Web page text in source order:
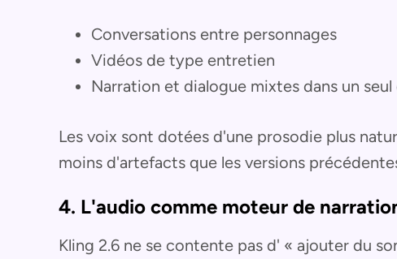
Conversations entre personnages
Vidéos de type entretien
Narration et dialogue mixtes dans un seul
Les voix sont dotées d'une prosodie plus
moins d'artefacts que les versions
4. L'audio comme moteur de
Kling 2.6 ne se contente pas d' « ajouter du